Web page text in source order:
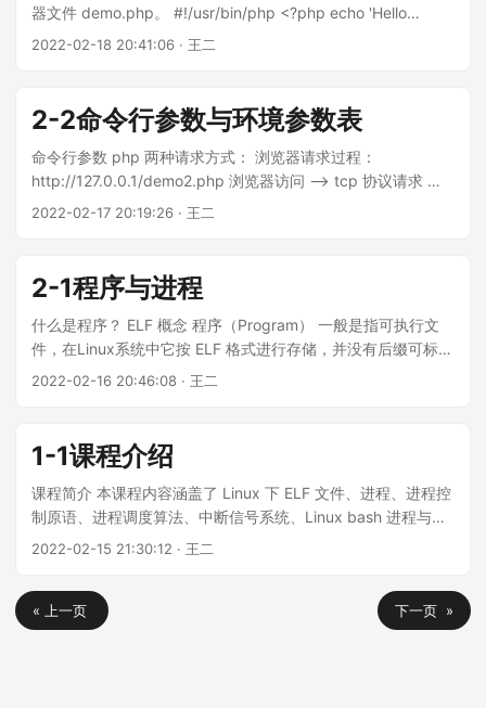
pcntl_fork(); if (0 === $pid) { fprintf(STDOUT, "我是子进
果： php demo5.php 我是父进程，pid = 1282。 我是子进
程，pid = 1283，运行完我就没事啦。 进程状态：
laradock@3a6c2da5a07b:/var/www$ ps exj PPID PID
PGID SID TTY TPGID STAT UID TIME COMMAND 807 1282
PATH=/usr/local/sbin:/usr/local/bin:/usr/sbin:/usr/bin:/sbin:/
bin:/home/larado 24 495 495 24 pts/1 495 R+ 1000 13:37
0 496 496 496 pts/2 1051 Ss 1000 0:00 bash
PATH=/usr/local/sbin:/usr/local/bin:/usr/sbin:/usr/bin:/sbin:/
bin:/home/larado 496 1051 1051 496 pts/2 1051 R+ 1000
0:00 ps exj LC_ALL=en_US....
器文件 demo.php。 #!/usr/bin/php <?php echo 'Hello
World!' chmod u+x demo.php 赋予可执行权限，即可直接以
直接在 centos、ubuntu等终端直接登录，由 login 服务开启
bash 进程。 通过网络方式登录到 shell 终端，由 sshd 服务开
启 bash 进程。 sshd 服务默认监听 22 端口。 进程观察的几个
命令： pstree 查看 Linux 进程间的关系，显示进程树。
pstree -ap： ├─sshd,9408 │ └─sshd,444836 │
丢到后台去暂停。 strace，跟踪系统调用和信号。 通过 strace
-f -s 65500 -p 9408 -o ssh.log 追踪 pid = 9408 的 sshd 进
程的系统调用，来分析 bash 进程是如何创建的。...
2022-02-18 20:41:06 · 王二
2-2命令行参数与环境参数表
命令行参数 php 两种请求方式： 浏览器请求过程：
http://127.0.0.1/demo2.php 浏览器访问 —> tcp 协议请求 —
> Apache/Nginx[集成环境]web服务器 —> php-fpm 服务 cli
bash 进程调用 execve 函数传递进来的参数。
print_r(getenv());
2022-02-17 20:19:26 · 王二
2-1程序与进程
什么是程序？ ELF 概念 程序（Program） 一般是指可执行文
件，在Linux系统中它按 ELF 格式进行存储，并没有后缀可标识
其文件类型，需要通过 file 命令来查看 ELF 文件的具体类型。
件、目标代码、共享库和核心转储格式文件。是UNIX系统实验
室（USL）作为应用程序二进制接口（Application Binary
Interface，ABI）而开发和发布的，也是Linux的主要可执行文
件格式。 ELF文件种类： EXEC 可执行文件 object code 目标
代码文件 shared libraries 共享库文件 REL 可重定位文件 在
文件，可被链接器链接成为可执行文件，静态库文件，动态库
文件。 示例：php扩展中常用的动态库文件如curl,网络框架库
如event.so socket扩展库sockets.so c/c++项目程序员一般引
2022-02-16 20:46:08 · 王二
1-1课程介绍
课程简介 本课程内容涵盖了 Linux 下 ELF 文件、进程、进程控
制原语、进程调度算法、中断信号系统、Linux bash 进程与终
端、进程、特权进程、守护进程、会话、进程间通信、UNIX域
境 ubuntu 20.04 php 7.x VScode 课程需要有哪些基础知识
PHP使用1年以上 能独立编译安装PHP和相关扩展 对Linux基础
命令有所了解 不浮躁有足够的耐心学习知识 会使用翻译工具，
2022-02-15 21:30:12 · 王二
« 上一页 下一页 »